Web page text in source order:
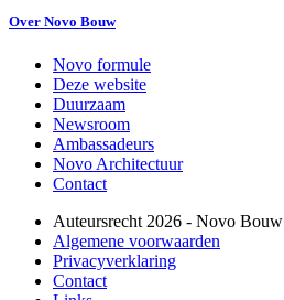
Over Novo Bouw
Novo formule
Deze website
Duurzaam
Newsroom
Ambassadeurs
Novo Architectuur
Contact
Auteursrecht 2026 - Novo Bouw
Algemene voorwaarden
Privacyverklaring
Contact